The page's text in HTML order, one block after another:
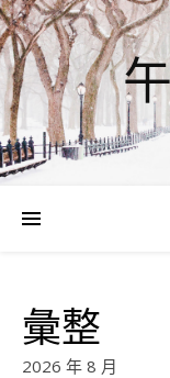
彙整
2026 年 8 月